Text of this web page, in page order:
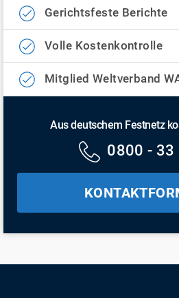
Gerichtsfeste Berichte
Volle Kostenkontrolle
Mitglied Weltverband
Aus deutschem Festnetz
0800 - 33